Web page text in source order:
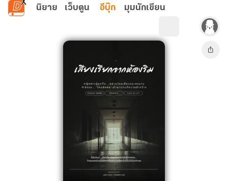
ข้ามไปยังเนื้อหาหลัก
นิยาย เว็บตูน อีบุ๊ก มุมนักเขียน